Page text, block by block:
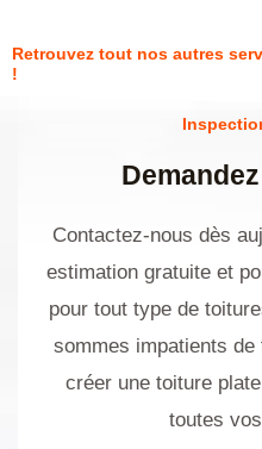
Retrouvez tout nos autres
!
Contactez-nous dès
estimation gratuite et
pour tout type de
sommes impatients
créer une toiture
toutes